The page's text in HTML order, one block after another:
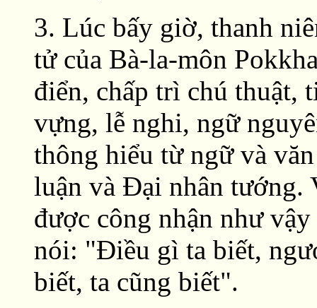
3. Lúc bấy giờ, thanh
tử của Bà-la-môn
điển, chấp trì chú thuật,
vựng, lễ nghi, ngữ
thông hiểu từ ngữ và
luận và Ðại nhân tướng.
được công nhận như
nói: "Ðiều gì ta biết,
biết, ta cũng biết".